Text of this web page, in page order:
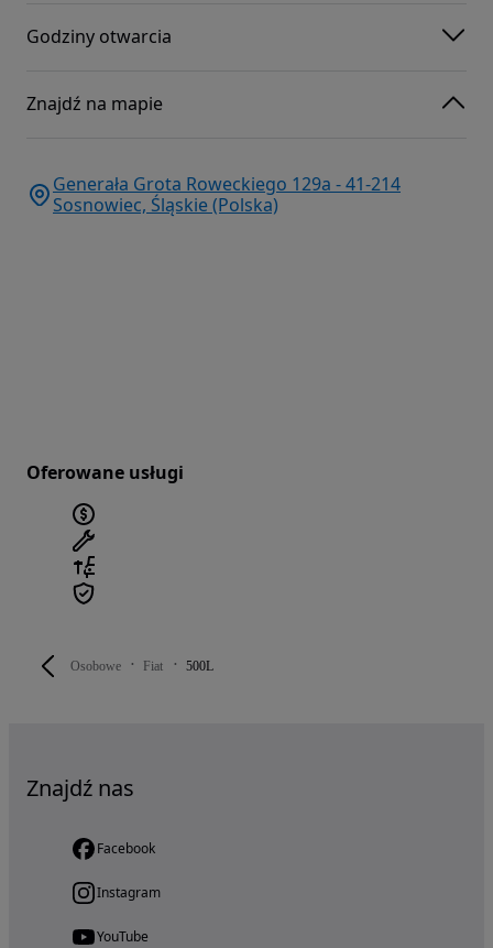
Osobowe Fiat 500L
Godziny otwarcia
Znajdź na mapie
Generała Grota Roweckiego 129a - 41-214
Sosnowiec, Śląskie (Polska)
Oferowane usługi
Znajdź nas
Facebook
Instagram
YouTube